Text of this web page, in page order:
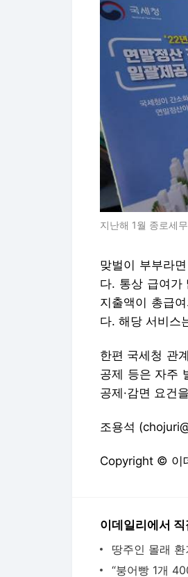
지난해 1월 종로세
맞벌이 부부라
다. 통상 급여가
지출액이 총급
다. 해당 서비스
한편 국세청 관
공제 등은 자주
공제·감면 요건
조용석
Copyright © 이
이데일리에서